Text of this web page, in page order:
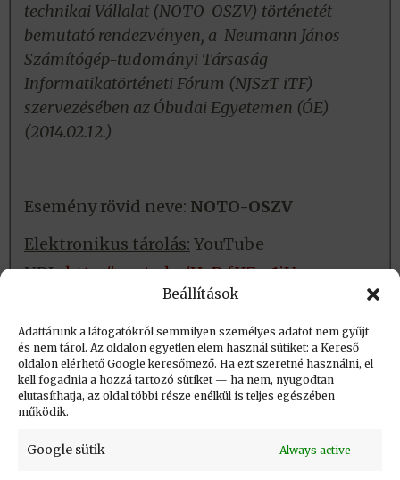
Beállítások
Adattárunk a látogatókról semmilyen személyes adatot nem gyűjt
és nem tárol. Az oldalon egyetlen elem használ sütiket: a Kereső
oldalon elérhető Google keresőmező. Ha ezt szeretné használni, el
kell fogadnia a hozzá tartozó sütiket — ha nem, nyugodtan
elutasíthatja, az oldal többi része enélkül is teljes egészében
működik.
Google sütik Always active
technikai Vállalat (NOTO-OSZV) történetét
bemutató rendezvényen, a Neumann János
Számítógép-tudományi Társaság
Informatikatörténeti Fórum (NJSzT iTF)
szervezésében az Óbudai Egyetemen (ÓE)
(2014.02.12.)
Esemény rövid neve: NOTO-OSZV
Elektronikus tárolás: YouTube
URL:http://youtu.be/HaP_fX7m1jU
Létrehozva: 2016.06.17. 11:41
Utolsó módosítás: 2023.09.01. 20:35